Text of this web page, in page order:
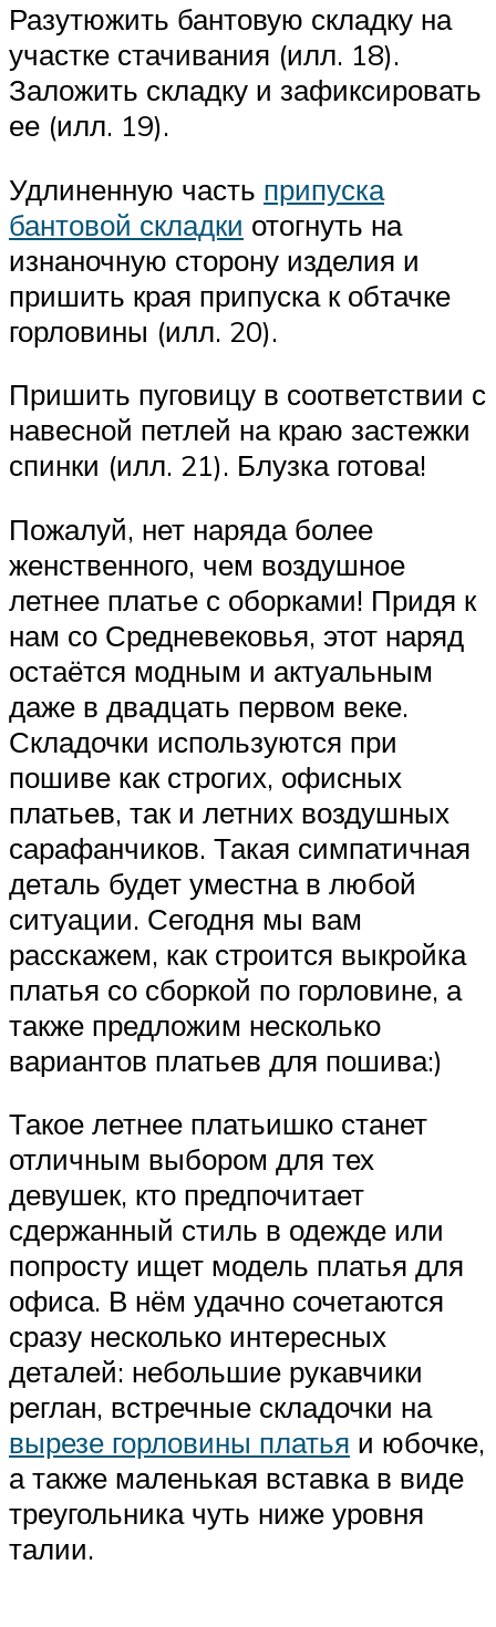
Разутюжить бантовую складку на
участке стачивания (илл. 18).
Заложить складку и зафиксировать
ее (илл. 19).
Удлиненную часть припуска
бантовой складки отогнуть на
изнаночную сторону изделия и
пришить края припуска к обтачке
горловины (илл. 20).
Пришить пуговицу в соответствии с
навесной петлей на краю застежки
спинки (илл. 21). Блузка готова!
Пожалуй, нет наряда более
женственного, чем воздушное
летнее платье с оборками! Придя к
нам со Средневековья, этот наряд
остаётся модным и актуальным
даже в двадцать первом веке.
Складочки используются при
пошиве как строгих, офисных
платьев, так и летних воздушных
сарафанчиков. Такая симпатичная
деталь будет уместна в любой
ситуации. Сегодня мы вам
расскажем, как строится выкройка
платья со сборкой по горловине, а
также предложим несколько
вариантов платьев для пошива:)
Такое летнее платьишко станет
отличным выбором для тех
девушек, кто предпочитает
сдержанный стиль в одежде или
попросту ищет модель платья для
офиса. В нём удачно сочетаются
сразу несколько интересных
деталей: небольшие рукавчики
реглан, встречные складочки на
вырезе горловины платья и юбочке,
а также маленькая вставка в виде
треугольника чуть ниже уровня
талии.